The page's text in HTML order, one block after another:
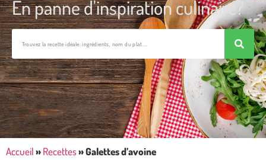
En panne d'inspiration culinaire?
Accueil»Recettes»Galettes d’avoine